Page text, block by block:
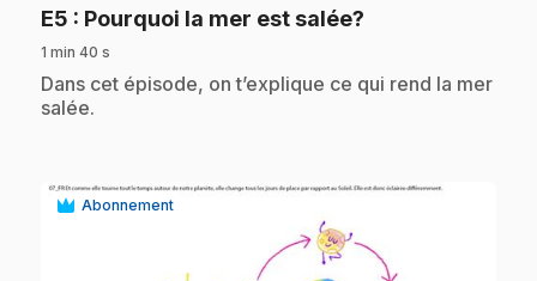
E5 : Pourquoi la mer est salée?
1 min 40 s
.Dans cet épisode, on t’explique ce qui rend la mer
salée.
Abonnement